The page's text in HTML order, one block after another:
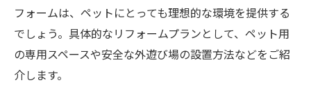
フォームは、ペットにとっても理想的な環境を提供する
でしょう。具体的なリフォームプランとして、ペット用
の専用スペースや安全な外遊び場の設置方法などをご紹
介します。